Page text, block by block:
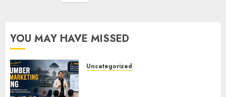
YOU MAY HAVE MISSED
Uncategorized